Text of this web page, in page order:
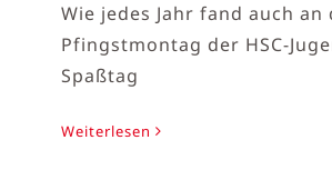
Wie jedes Jahr fand auch an
Pfingstmontag der HSC-
Spaßtag
Weiterlesen